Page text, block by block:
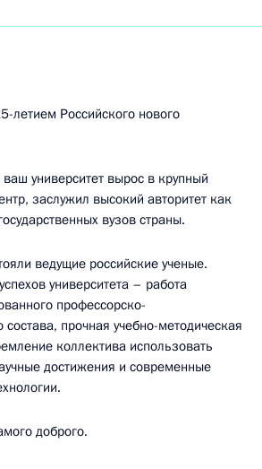
летием Российского нового
университет вырос в крупный
заслужил высокий авторитет как
вузов страны.
ведущие российские ученые.
университета – работа
профессорско-
состава, прочная учебно-методическая
коллектива использовать
достижения и современные
доброго.